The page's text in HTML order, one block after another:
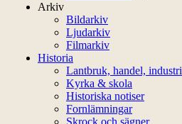
Arkiv
Bildarkiv
Ljudarkiv
Filmarkiv
Historia
Lantbruk, handel, industri
Kyrka & skola
Historiska notiser
Fornlämningar